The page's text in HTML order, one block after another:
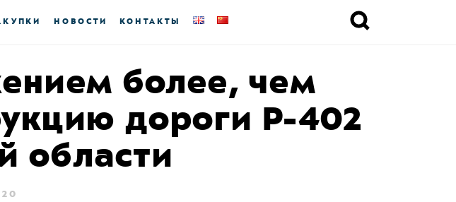
НОВОСТИ КОНТАКТЫ
более, чем
дороги Р-402
области